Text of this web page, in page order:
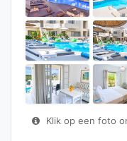
Klik op een foto